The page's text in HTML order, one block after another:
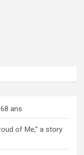
ans
of Me,” a story